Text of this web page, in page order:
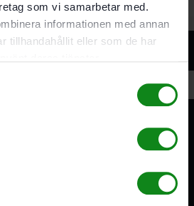
som vi samarbetar med.
informationen med annan
tillhandahållit eller som de har
produkter